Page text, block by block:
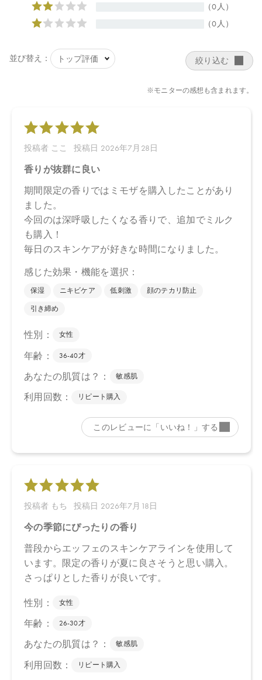
ム＊、セラミドＡＰ、セラミドＮＰ、ムラヤコエンジーエキス、
ミシマサイコ花／葉／茎エキス＊、グリチルリチン酸２Ｋ、トレ
ルロン酸Ｎａ、アルギニン、グリセリン、トコフェロール、ヒマ
ワリ種子油、ユーカリ葉油、ローズマリー葉油、ニオイテンジク
アオイ油、ラバンデュラハイブリダ油、ローマカミツレ花油、レ
／茎油、セイヨウネズ果実油、ベルガモット果実油、レモングラ
セイロンニッケイ葉油＊、ＢＧ、キシリトール、カプリリルグリ
コール、ミリスチン酸ポリグリセリル－１０、フィチン酸、酸化
銀、クエン酸、クエン酸Ｎａ、ホウケイ酸（Ｃａ／Ｎａ）
＊オーガニック原料
【原産国】
日本
【メーカー品番】
店舗でお問い合わせの際には、下記品番をお伝え下さい。
4571649070090
CosmeKitchen 2026/4/15
Biop 2026/4/15
※店舗での取り扱いや詳しい在庫状況につきましては、各店舗に
※発売日は予告なく変更する可能性がございます。予めご了承く
ださい。
商品によっては、お届けまで１～２週間かかる場合がございます
●パッケージのリニューアル等の理由により、成分・処方が記載と